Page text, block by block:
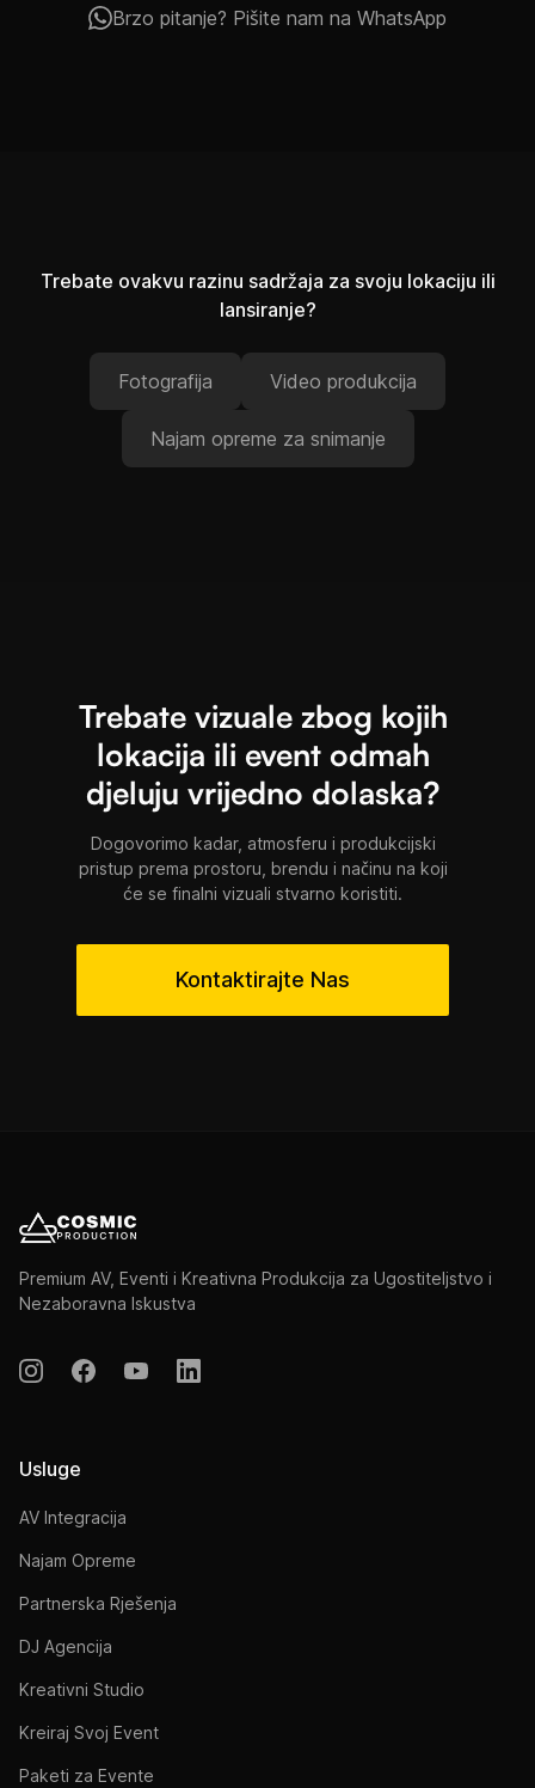
Brzo pitanje? Pišite nam na WhatsApp
Trebate ovakvu razinu sadržaja za svoju lokaciju ili
lansiranje?
Fotografija Video produkcija
Najam opreme za snimanje
Trebate vizuale zbog kojih
lokacija ili event odmah
djeluju vrijedno dolaska?
Dogovorimo kadar, atmosferu i produkcijski
pristup prema prostoru, brendu i načinu na koji
će se finalni vizuali stvarno koristiti.
Kontaktirajte Nas
Premium AV, Eventi i Kreativna Produkcija za Ugostiteljstvo i
Nezaboravna Iskustva
Usluge
AV Integracija
Najam Opreme
Partnerska Rješenja
DJ Agencija
Kreativni Studio
Kreiraj Svoj Event
Paketi za Evente